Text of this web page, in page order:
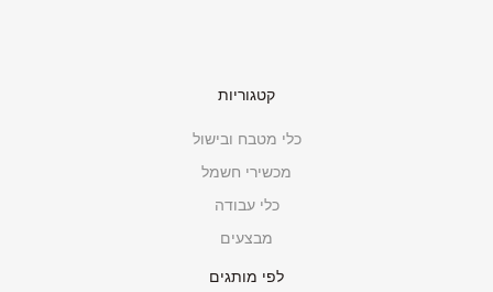
קטגוריות
כלי מטבח ובישול
מכשירי חשמל
כלי עבודה
מבצעים
לפי מותגים